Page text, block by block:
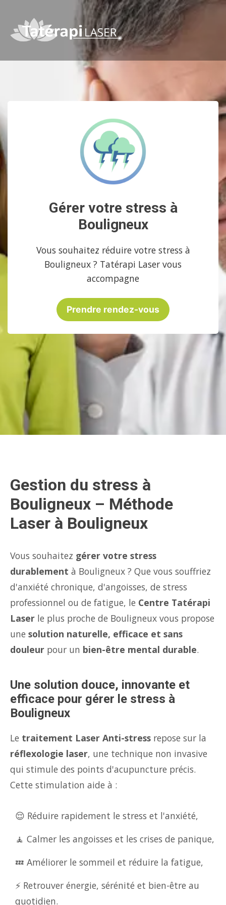
Gérer votre stress à
Bouligneux
Vous souhaitez réduire votre stress à
Bouligneux ? Tatérapi Laser vous
accompagne
Prendre rendez-vous
Gestion du stress à
Bouligneux – Méthode
Laser à Bouligneux
Vous souhaitez gérer votre stress
durablement à Bouligneux ? Que vous souffriez
d'anxiété chronique, d'angoisses, de stress
professionnel ou de fatigue, le Centre Tatérapi
Laser le plus proche de Bouligneux vous propose
une solution naturelle, efficace et sans
douleur pour un bien-être mental durable.
Une solution douce, innovante et
efficace pour gérer le stress à
Bouligneux
Le traitement Laser Anti-stress repose sur la
réflexologie laser, une technique non invasive
qui stimule des points d'acupuncture précis.
Cette stimulation aide à :
😌 Réduire rapidement le stress et l'anxiété,
🧘 Calmer les angoisses et les crises de panique,
💤 Améliorer le sommeil et réduire la fatigue,
⚡ Retrouver énergie, sérénité et bien-être au
quotidien.